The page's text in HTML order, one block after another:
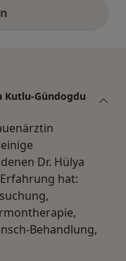
Kutlu-Gündogdu
Dr. Hülya
hat:
Behandlung,